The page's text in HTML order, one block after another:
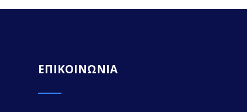
ΕΠΙΚΟΙΝΩΝΙΑ